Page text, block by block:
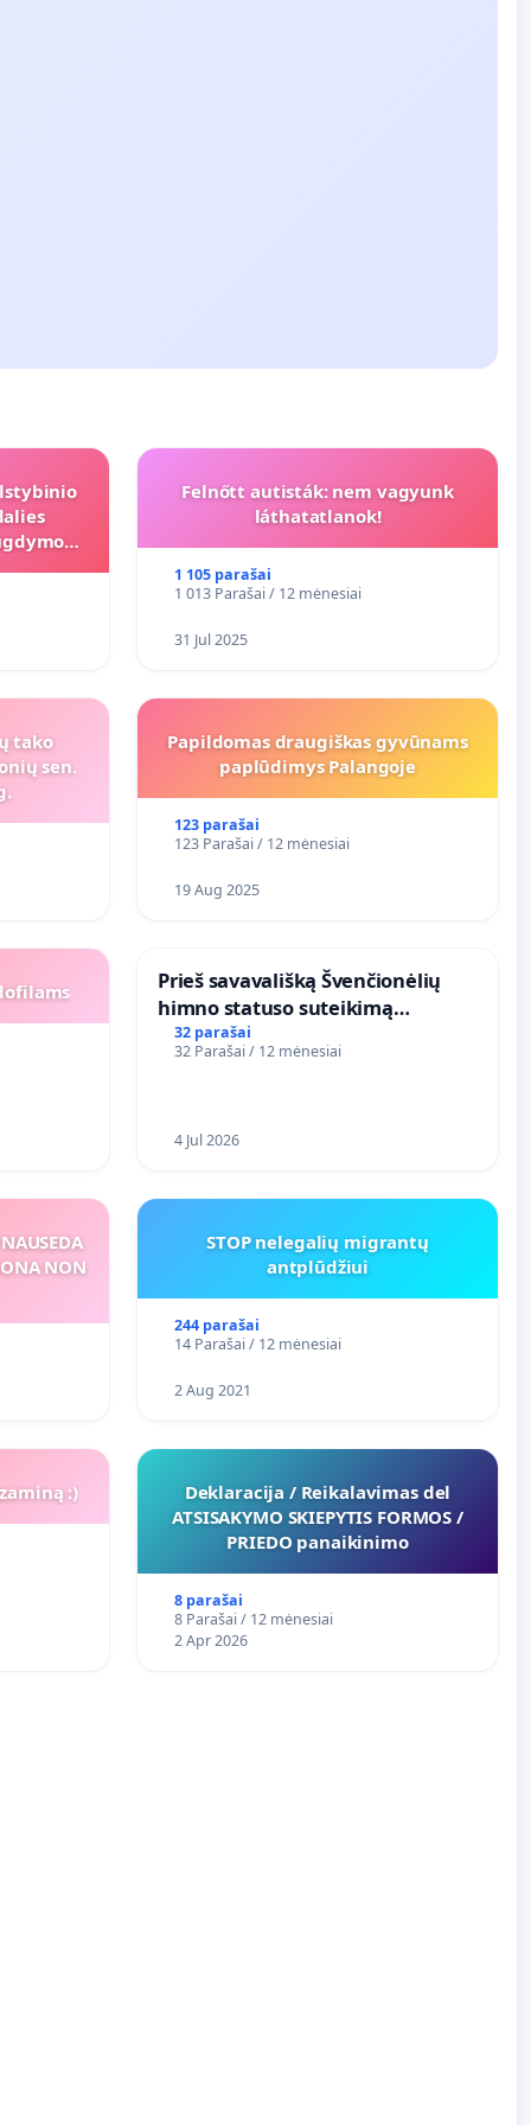
Felnőtt autisták: nem vagyunk
láthatatlanok!
1 105 parašai
1 013 Parašai / 12 mėnesiai
31 Jul 2025
tako
sen.
Papildomas draugiškas gyvūnams
paplūdimys Palangoje
123 parašai
123 Parašai / 12 mėnesiai
19 Aug 2025
​Prieš savavališką Švenčionėlių
himno statuso suteikimą
atlikėjos Živilės dainai
32 parašai
32 Parašai / 12 mėnesiai
4 Jul 2026
NON
STOP nelegalių migrantų
antplūdžiui
244 parašai
14 Parašai / 12 mėnesiai
2 Aug 2021
:)
Deklaracija / Reikalavimas del
ATSISAKYMO SKIEPYTIS FORMOS /
PRIEDO panaikinimo
8 parašai
8 Parašai / 12 mėnesiai
2 Apr 2026